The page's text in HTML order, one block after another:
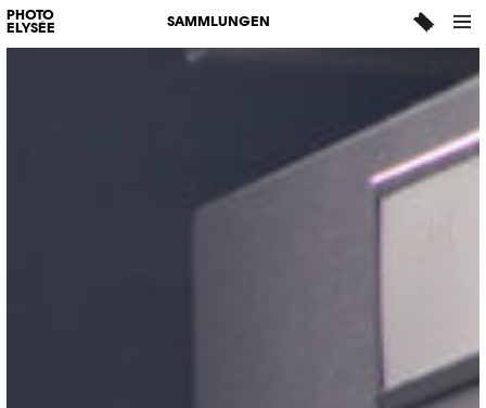
PHOTO
ELYSÉE
SAMMLUNGEN